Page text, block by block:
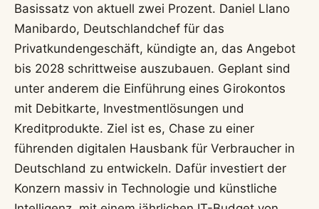
Basissatz von aktuell zwei Prozent. Daniel Llano
Manibardo, Deutschlandchef für das
Privatkundengeschäft, kündigte an, das Angebot
bis 2028 schrittweise auszubauen. Geplant sind
unter anderem die Einführung eines Girokontos
mit Debitkarte, Investmentlösungen und
Kreditprodukte. Ziel ist es, Chase zu einer
führenden digitalen Hausbank für Verbraucher in
Deutschland zu entwickeln. Dafür investiert der
Konzern massiv in Technologie und künstliche